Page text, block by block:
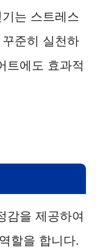
는 스트레스
준히 실천하
트에도 효과적
감을 제공하여
할을 합니다.